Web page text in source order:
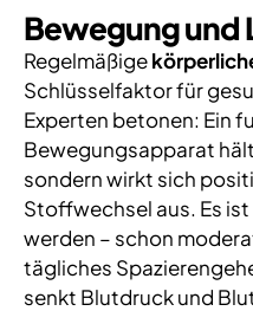
Bewegung und
Regelmäßige
Schlüsselfaktor für
Experten betonen: Ein
Bewegungsapparat
sondern wirkt sich
Stoffwechsel aus. Es
werden – schon
tägliches
senkt Blutdruck und